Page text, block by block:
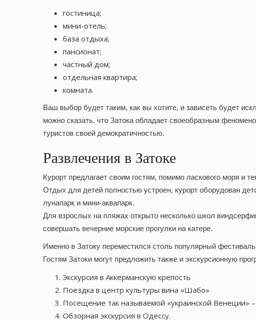
гостиница;
мини-отель;
база отдыха;
пансионат;
частный дом;
отдельная квартира;
комната.
Ваш выбор будет таким, как вы хотите, и зависеть будет
можно сказать, что Затока обладает своеобразным
туристов своей демократичностью.
Развлечения в Затоке
Курорт предлагает своим гостям, помимо ласкового моря и
Отдых для детей полностью устроен, курорт оборудован
лунапарк и мини-аквапарк.
Для взрослых на пляжах открыто несколько школ
совершать вечерние морские прогулки на катере.
Именно в Затоку переместился столь популярный
Гостям Затоки могут предложить также и экскурсионную
Экскурсия в Аккерманскую крепость
Поездка в центр культуры вина «Шабо»
Посещение так называемой «украинской Венеции»
Обзорная экскурсия в Одессу.